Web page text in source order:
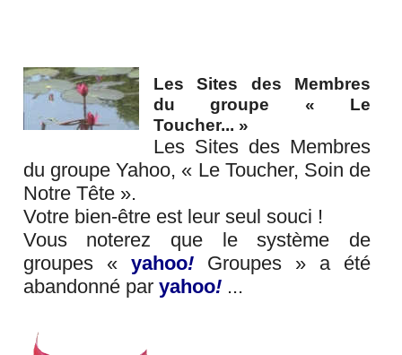
liens relationnels
liens RSS - ATOM - PODCAST
les nouveaux articles
les nouvelles vidéos
contact - site - forum
Recherche / Plan du site
Les Sites des Membres
du groupe « Le
Toucher... »
Les Sites des Membres
du groupe Yahoo, « Le Toucher, Soin de
Notre Tête ».
Votre bien-être est leur seul souci !
Vous noterez que le système de
groupes « yahoo!Groupes » a été
abandonné par yahoo!...